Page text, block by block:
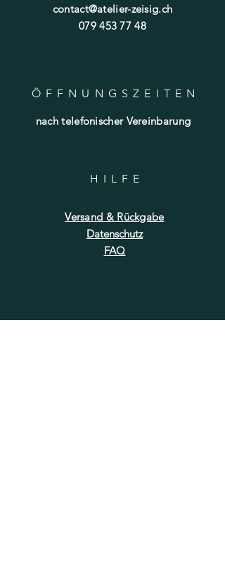
contact@atelier-zeisig.ch
079 453 77 48
ÖFFNUNGSZEITE N
nach telefonischer Vereinbarung
HILF E
Versand & Rückgabe
Datenschutz
FAQ